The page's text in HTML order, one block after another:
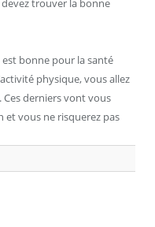
devez trouver la bonne
bonne pour la santé
physique, vous allez
Ces derniers vont vous
vous ne risquerez pas